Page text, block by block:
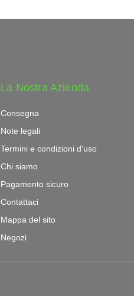
La Nostra Azienda
Consegna
Note legali
Termini e condizioni d'uso
Chi siamo
Pagamento sicuro
Contattaci
Mappa del sito
Negozi